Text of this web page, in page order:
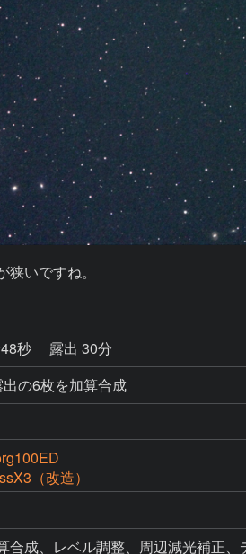
いですね。
秒
露出 30分
の6枚を加算合成
（改造）
合成、レベル調整、周辺減光補正